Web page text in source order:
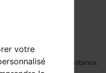
votre
Auris HSD.
pour si peu de distance.